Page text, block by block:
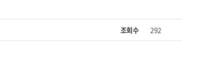
조회수 292